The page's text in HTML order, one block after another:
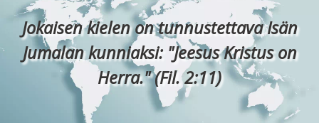
Jokaisen kielen on tunnustettava Isän
Jumalan kunniaksi: "Jeesus Kristus on
Herra." (Fil. 2:11)